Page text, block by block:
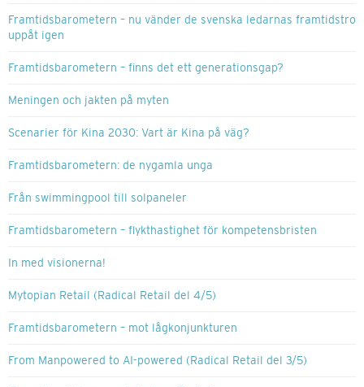
Framtidsbarometern – nu vänder de svenska ledarnas framtidstro
uppåt igen
Framtidsbarometern – finns det ett generationsgap?
Meningen och jakten på myten
Scenarier för Kina 2030: Vart är Kina på väg?
Framtidsbarometern: de nygamla unga
Från swimmingpool till solpaneler
Framtidsbarometern – flykthastighet för kompetensbristen
In med visionerna!
Mytopian Retail (Radical Retail del 4/5)
Framtidsbarometern – mot lågkonjunkturen
From Manpowered to AI-powered (Radical Retail del 3/5)